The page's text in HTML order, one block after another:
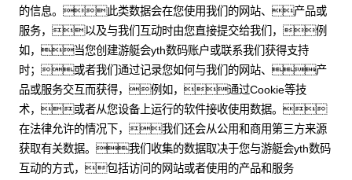
的信息。此类数据会在您使用我们的网站、产品或
服务，以及与我们互动时由您直接提交给我们，例
如，当您创建游艇会yth数码账户或联系我们获得支持
时；或者我们通过记录您如何与我们的网站、产
品或服务交互而获得，例如，通过Cookie等技
术，或者从您设备上运行的软件接收使用数据。
在法律允许的情况下，我们还会从公用和商用第三方来源
获取有关数据。我们收集的数据取决于您与游艇会yth数码
互动的方式，包括访问的网站或者使用的产品和服务